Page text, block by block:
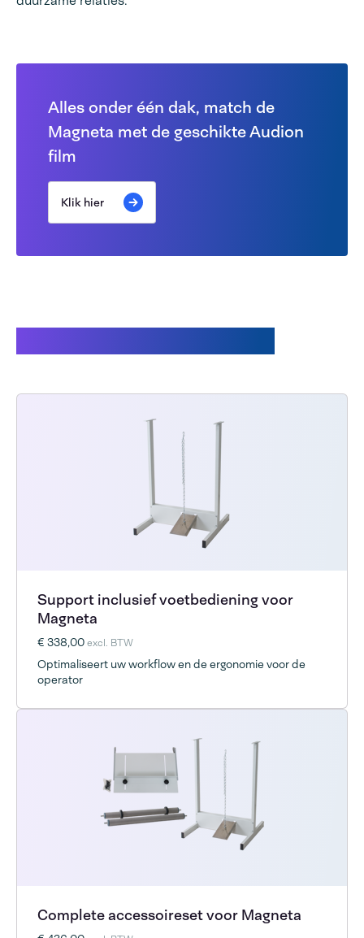
Alles onder één dak, match de
Magneta met de geschikte Audion
film
Klik hier
Support inclusief voetbediening voor
Magneta
€ 338,00excl. BTW
Optimaliseert uw workflow en de ergonomie voor de
operator
Complete accessoireset voor Magneta